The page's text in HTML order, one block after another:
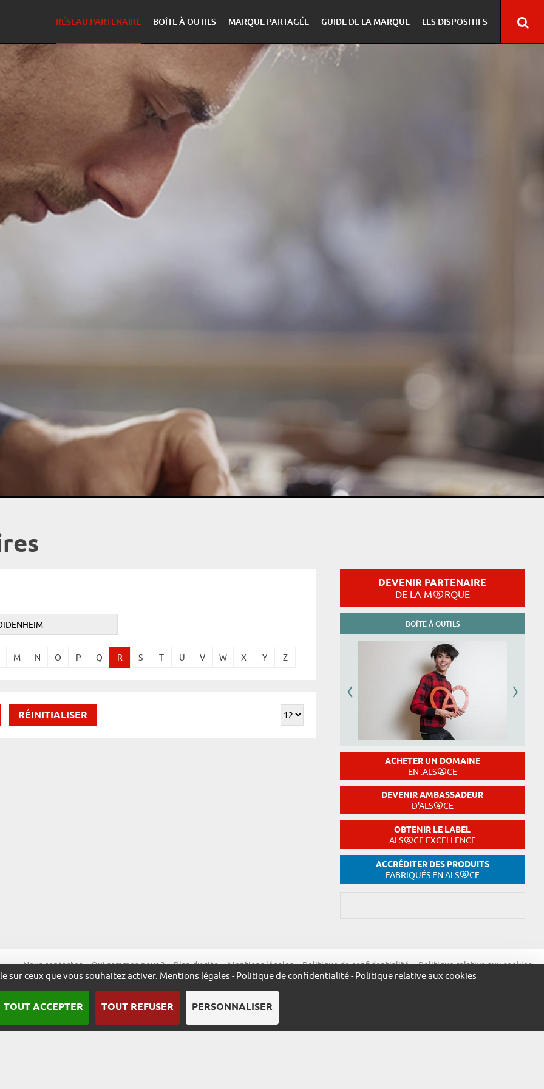
RÉSEAU PARTENAIRE BOÎTE À OUTILS MARQUE PARTAGÉE GUIDE DE LA MARQUE LES DISPOSITIFS
M N O P Q R S T U V W X Y Z
RÉINITIALISER
DEVENIR PARTENAIRE
DE LA M RQUE
BOÎTE À OUTILS
ACHETER UN DOMAINE
EN .ALS CE
DEVENIR AMBASSADEUR
D'ALS CE
OBTENIR LE LABEL
ALS CE EXCELLENCE
ACCRÉDITER DES PRODUITS
FABRIQUÉS EN ALS CE
Nous contacter Qui sommes-nous ? Plan du site Mentions légales Politique de confidentialité Politique relative aux cookies
sur ceux que vous souhaitez activer. Mentions légales - Politique de confidentialité- Politique relative aux cookies
TOUT ACCEPTER TOUT REFUSER PERSONNALISER